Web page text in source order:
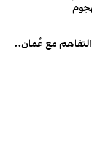
مع عُمان..